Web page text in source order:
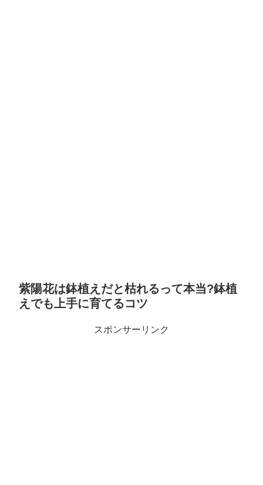
紫陽花は鉢植えだと枯れるって本当?鉢植
えでも上手に育てるコツ
スポンサーリンク